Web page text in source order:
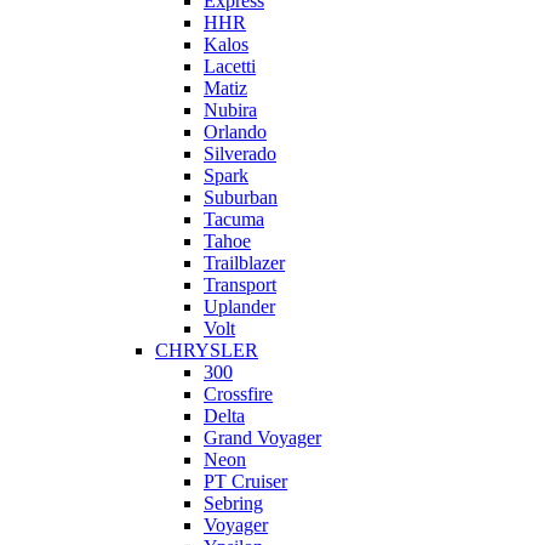
HHR
Kalos
Lacetti
Matiz
Nubira
Orlando
Silverado
Spark
Suburban
Tacuma
Tahoe
Trailblazer
Transport
Uplander
Volt
CHRYSLER
300
Crossfire
Delta
Grand Voyager
Neon
PT Cruiser
Sebring
Voyager